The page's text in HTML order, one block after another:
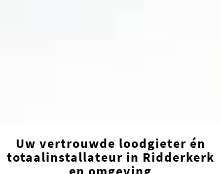
Uw vertrouwde loodgieter én
totaalinstallateur in Ridderkerk